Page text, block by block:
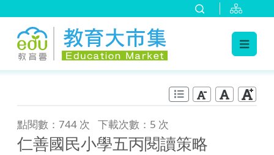
點閱數：744 次 下載次數：5 次
仁善國民小學五丙閱讀策略